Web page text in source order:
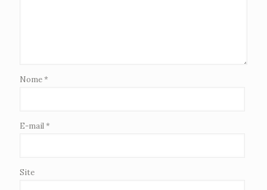
Nome*
E-mail*
Site